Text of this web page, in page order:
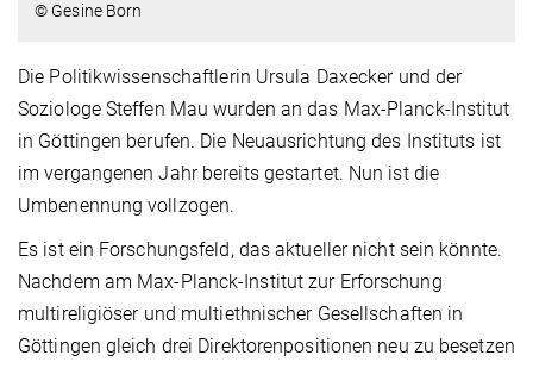
© Gesine Born
Die Politikwissenschaftlerin Ursula Daxecker und der
Soziologe Steffen Mau wurden an das Max-Planck-Institut
in Göttingen berufen. Die Neuausrichtung des Instituts ist
im vergangenen Jahr bereits gestartet. Nun ist die
Umbenennung vollzogen.
Es ist ein Forschungsfeld, das aktueller nicht sein könnte.
Nachdem am Max-Planck-Institut zur Erforschung
multireligiöser und multiethnischer Gesellschaften in
Göttingen gleich drei Direktorenpositionen neu zu besetzen